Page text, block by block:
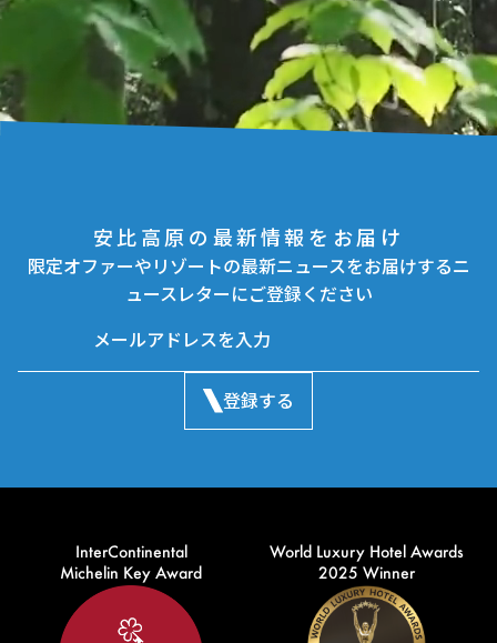
安比高原の最新情報をお届け
限定オファーやリゾートの最新ニュースをお届けするニ
ュースレターにご登録ください
登録する
InterContinental
Michelin Key Award
World Luxury Hotel Awards
2025 Winner